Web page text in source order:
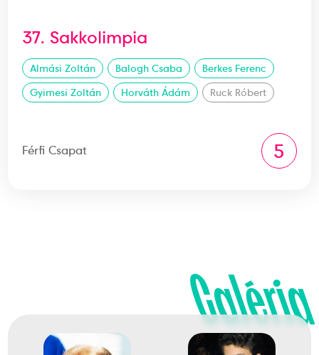
37. Sakkolimpia
Almási Zoltán Balogh Csaba
Berkes Ferenc
Gyimesi Zoltán
Horváth Ádám Ruck Róbert
Férfi Csapat 5
Galéria